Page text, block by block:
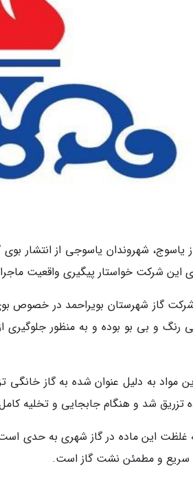
یاسوج، شهروندان یاسوجی از انتشار
این شرکت خواستار پیگیری واقعیت
گاز شهرستان بویراحمد در خصوص
رنگ و بی بو بوده و به منظور
این مواد به دلیل عنوان شده به گاز
تزریق شد و هنگام جابجایی و تخلیه
غلظت این ماده در گاز شهری به حدی
و مطمئن نشت گاز است.